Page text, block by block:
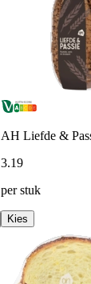
AH Liefde &
3.19
per stuk
Kies